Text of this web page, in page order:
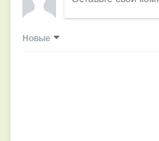
Новые